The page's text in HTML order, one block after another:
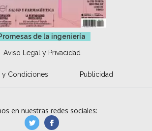
de la ingeniería
Aviso Legal y Privacidad
y Condiciones Publicidad
en nuestras redes sociales:
manufacturaGE